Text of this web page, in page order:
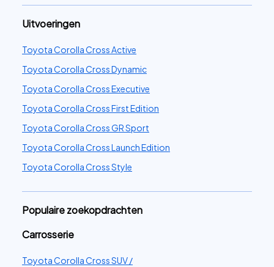
Uitvoeringen
Toyota Corolla Cross Active
Toyota Corolla Cross Dynamic
Toyota Corolla Cross Executive
Toyota Corolla Cross First Edition
Toyota Corolla Cross GR Sport
Toyota Corolla Cross Launch Edition
Toyota Corolla Cross Style
Populaire zoekopdrachten
Carrosserie
Toyota Corolla Cross SUV /